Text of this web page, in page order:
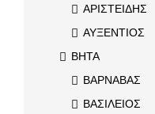
ΑΡΙΣΤΕΙΔΗΣ
ΑΥΞΕΝΤΙΟΣ
ΒΗΤΑ
ΒΑΡΝΑΒΑΣ
ΒΑΣΙΛΕΙΟΣ